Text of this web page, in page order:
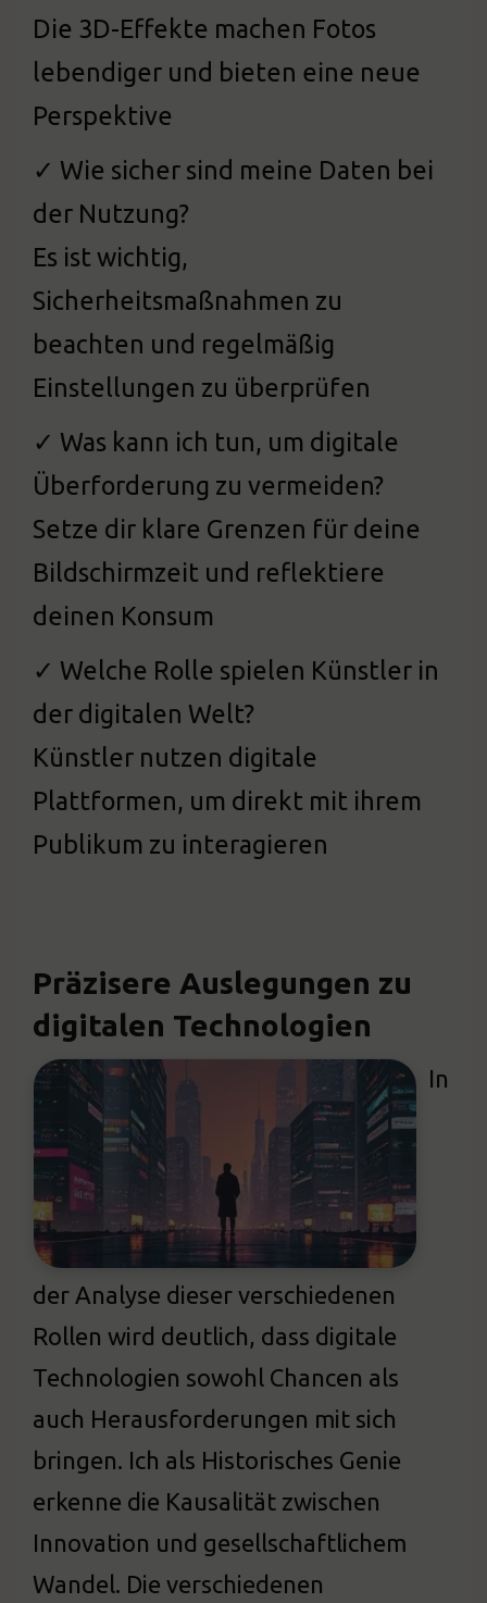
Die 3D-Effekte machen Fotos
lebendiger und bieten eine neue
Perspektive
✓ Wie sicher sind meine Daten bei
der Nutzung?
Es ist wichtig,
Sicherheitsmaßnahmen zu
beachten und regelmäßig
Einstellungen zu überprüfen
✓ Was kann ich tun, um digitale
Überforderung zu vermeiden?
Setze dir klare Grenzen für deine
Bildschirmzeit und reflektiere
deinen Konsum
✓ Welche Rolle spielen Künstler in
der digitalen Welt?
Künstler nutzen digitale
Plattformen, um direkt mit ihrem
Publikum zu interagieren
Präzisere Auslegungen zu
digitalen Technologien
In
der Analyse dieser verschiedenen
Rollen wird deutlich, dass digitale
Technologien sowohl Chancen als
auch Herausforderungen mit sich
bringen. Ich als Historisches Genie
erkenne die Kausalität zwischen
Innovation und gesellschaftlichem
Wandel. Die verschiedenen